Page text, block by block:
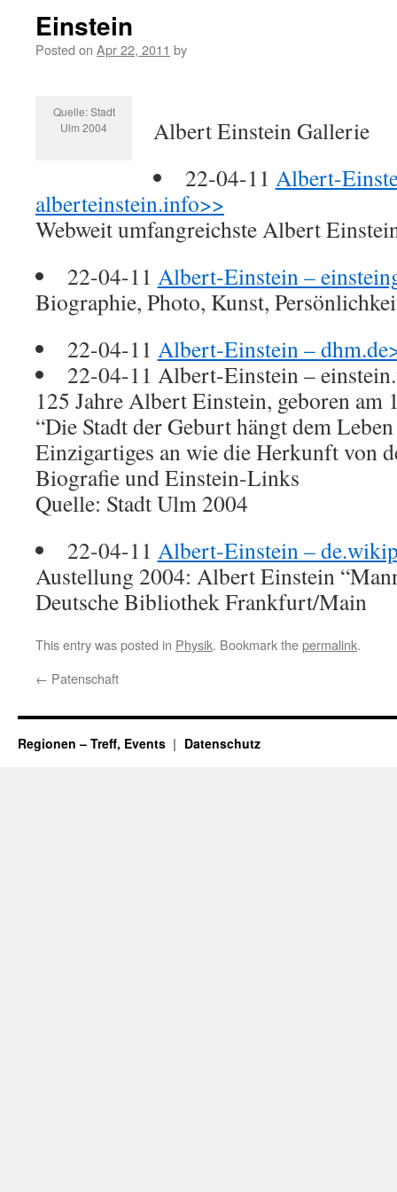
Einstein
Posted on Apr 22, 2011 by
Quelle: Stadt
Ulm 2004
Albert Einstein Gallerie
22-04-11 Albert-
alberteinstein.info>>
Webweit umfangreichste Albert
22-04-11 Albert-Einstein –
Biographie, Photo, Kunst,
22-04-11 Albert-Einstein –
22-04-11 Albert-Einstein –
125 Jahre Albert Einstein, geboren
“Die Stadt der Geburt hängt dem
Einzigartiges an wie die Herkunft von
Biografie und Einstein-Links
Quelle: Stadt Ulm 2004
22-04-11 Albert-Einstein –
Austellung 2004: Albert Einstein
Deutsche Bibliothek Frankfurt/Main
This entry was posted in Physik. Bookmark thepermalink.
← Patenschaft
Regionen – Treff, Events Datenschutz